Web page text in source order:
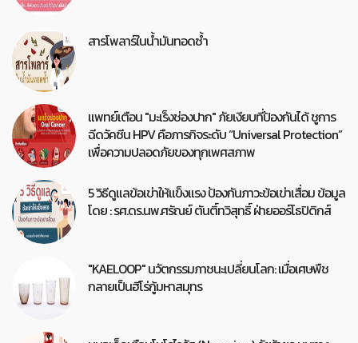
สารโพลาร์ในน้ำมันทอดซ้ำ
แพทย์เตือน "มะเร็งช่องปาก" ภัยเงียบที่ป้องกันได้ ชูการ
ฉีดวัคซีน HPV คือภารกิจระดับ “Universal Protection”
เพื่อความปลอดภัยของทุกเพศสภาพ
5 วิธีดูแลข้อเข่าให้แข็งแรง ป้องกันภาวะข้อเข่าเสื่อม ข้อมูล
โดย : รศ.ดร.นพ.ศรัณย์ ตันติ์ทวิสุทธิ์ ฝ่ายออร์โธปิดิกส์
"KAELOOP" นวัตกรรมภาชนะเปลี่ยนโลก: เมื่อเศษพืช
กลายเป็นฮีโร่กู้มหาสมุทร